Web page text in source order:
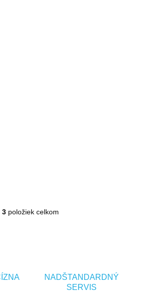
Ovládacie prvky výpisu
3položiek celkom
NADŠTANDARDNÝ
SERVIS